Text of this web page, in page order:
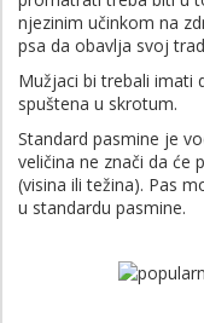
njezinim učinkom na
psa da obavlja svoj
Mužjaci bi trebali imati
spuštena u skrotum.
Standard pasmine je
veličina ne znači da će
(visina ili težina). Pas
u standardu pasmine.